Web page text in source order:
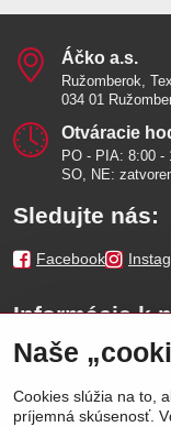
Áčko a​.s​.
Ružomberok,
034 01
Otváracie
PO - PIA: 8:00 -
SO, NE:
Sledujte nás:
Facebook
Informácie k
Naše značky
Naše
Cookies slúžia na to,
príjemná skúsenosť.